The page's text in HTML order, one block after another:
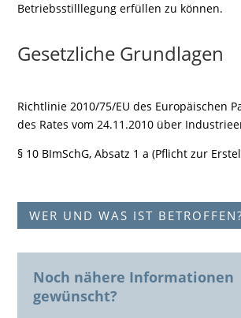
Betriebsstilllegung erfüllen zu können.
Gesetzliche Grundlagen
Richtlinie 2010/75/EU des Europäischen
des Rates vom 24.11.2010 über
§ 10 BImSchG, Absatz 1 a (Pflicht zur
WER UND WAS IST BETROFFEN?
Noch nähere Informationen
gewünscht?